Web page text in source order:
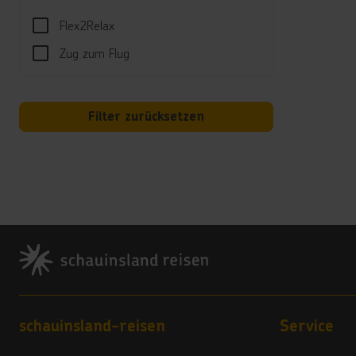
Flex2Relax
Zug zum Flug
Filter zurücksetzen
Footer
Footer navigation
schauinsland-reisen Service